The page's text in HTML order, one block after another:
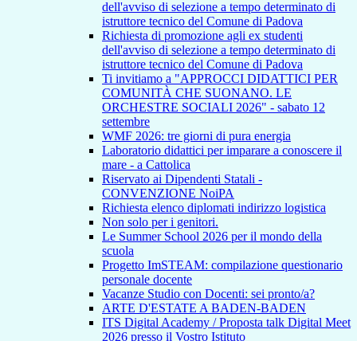
dell'avviso di selezione a tempo determinato di
istruttore tecnico del Comune di Padova
Richiesta di promozione agli ex studenti
dell'avviso di selezione a tempo determinato di
istruttore tecnico del Comune di Padova
Ti invitiamo a "APPROCCI DIDATTICI PER
COMUNITÀ CHE SUONANO. LE
ORCHESTRE SOCIALI 2026" - sabato 12
settembre
WMF 2026: tre giorni di pura energia
Laboratorio didattici per imparare a conoscere il
mare - a Cattolica
Riservato ai Dipendenti Statali -
CONVENZIONE NoiPA
Richiesta elenco diplomati indirizzo logistica
Non solo per i genitori.
Le Summer School 2026 per il mondo della
scuola
Progetto ImSTEAM: compilazione questionario
personale docente
Vacanze Studio con Docenti: sei pronto/a?
ARTE D'ESTATE A BADEN-BADEN
ITS Digital Academy / Proposta talk Digital Meet
2026 presso il Vostro Istituto